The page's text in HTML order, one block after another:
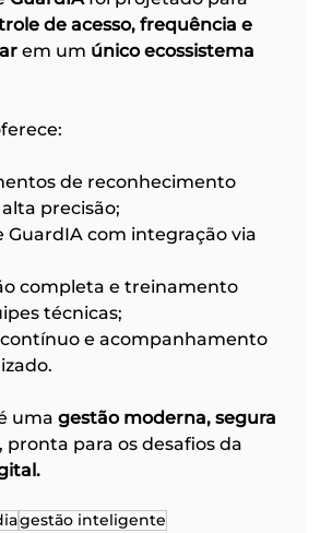
de acesso, frequência e
em um único ecossistema
de reconhecimento
precisão;
GuardIA com integração via
completa e treinamento
técnicas;
e acompanhamento
uma gestão moderna, segura
, pronta para os desafios da
gestão inteligente